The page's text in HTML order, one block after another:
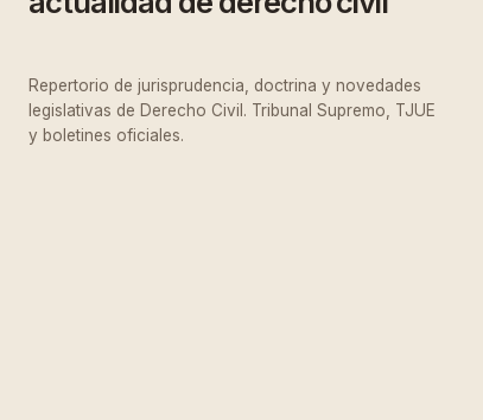
Repertorio de jurisprudencia, doctrina y novedades
legislativas de Derecho Civil. Tribunal Supremo, TJUE
y boletines oficiales.